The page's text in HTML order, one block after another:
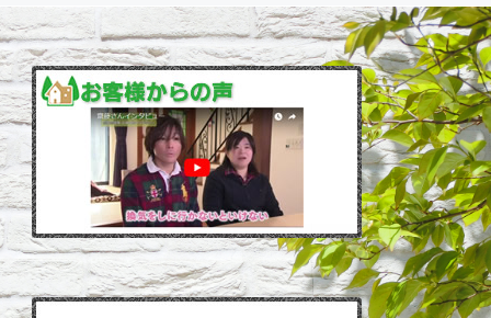
TO
POST